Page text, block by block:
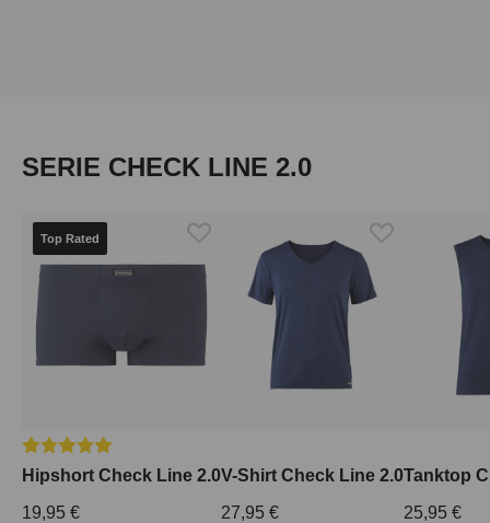
Produktgalerie überspringen
SERIE CHECK LINE 2.0
Top Rated
Durchschnittliche Bewertung von 5 von 5 Sternen
Hipshort Check Line 2.0
19,95 €
V-Shirt Check Line 2.0
27,95 €
Tanktop
25,95 €